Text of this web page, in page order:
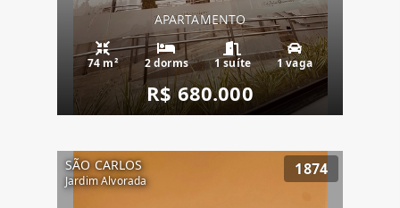
APARTAMENTO
74 m² 2 dorms 1 suíte 1 vaga
R$ 680.000
SÃO CARLOS
Jardim Alvorada
1874